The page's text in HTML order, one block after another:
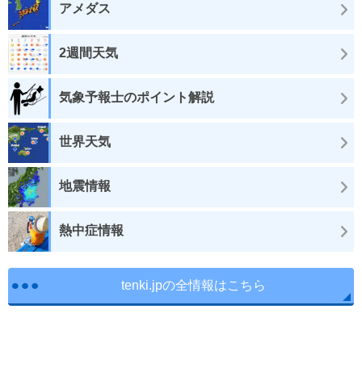
アメダス
2週間天気
気象予報士のポイント解説
世界天気
地震情報
熱中症情報
tenki.jpの全情報はこちら